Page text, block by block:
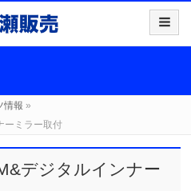
情報 »
ーミラー取付
デジタルインナー